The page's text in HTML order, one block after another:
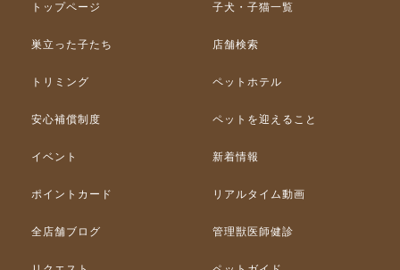
トップページ 子犬・子猫一覧
巣立った子たち 店舗検索
トリミング ペットホテル
安心補償制度 ペットを迎えること
イベント 新着情報
ポイントカード リアルタイム動画
全店舗ブログ 管理獣医師健診